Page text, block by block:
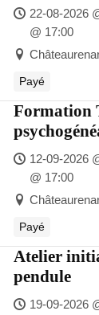
22-08-2026
@ 17:00
Payé
Formation
12-09-2026
@ 17:00
Payé
Atelier
pendule
19-09-2026